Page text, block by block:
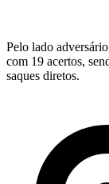
Pelo lado
com 19 acertos,
saques diretos.